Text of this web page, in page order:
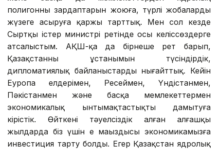
полигонның зардаптарын жоюға, түрлі жобаларды
жүзеге асыруға қаржы тарттық. Мен сол кезде
Сыртқы істер министрі ретінде осы келіссөздерге
атсалыстым. АҚШ-қа да бірнеше рет барып,
Қазақстанның ұстанымын түсіндірдік,
дипломатиялық байланыстарды нығайттық. Кейін
Еуропа елдерімен, Ресеймен, Үндістанмен,
Пәкістанмен және басқа мемлекеттермен
экономикалық ынтымақтастықты дамытуға
кірістік. Өйткені тәуелсіздік алған алғашқы
жылдарда біз үшін ең маңыздысы экономикамызға
инвестиция тарту болды. Егер Қазақстан ядролық